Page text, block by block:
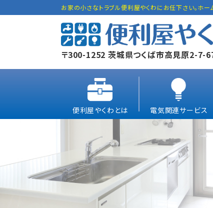
お家の小さなトラブル便利屋やくわにお任下さい。ホ
〒300-1252 茨城県つくば市高見原2-7-
便利屋やくわとは 電気関連サービス